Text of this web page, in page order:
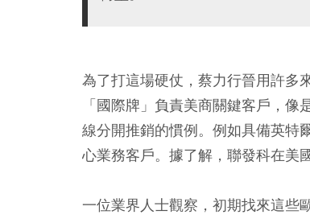
為了打這場硬仗，蔡力行晉用許多
「國際牌」負責美商關鍵客戶，
線分開推銷的慣例。例如具備英特
心業務客戶。據了解，聯發科在美
一位業界人士觀察，初期找來這些